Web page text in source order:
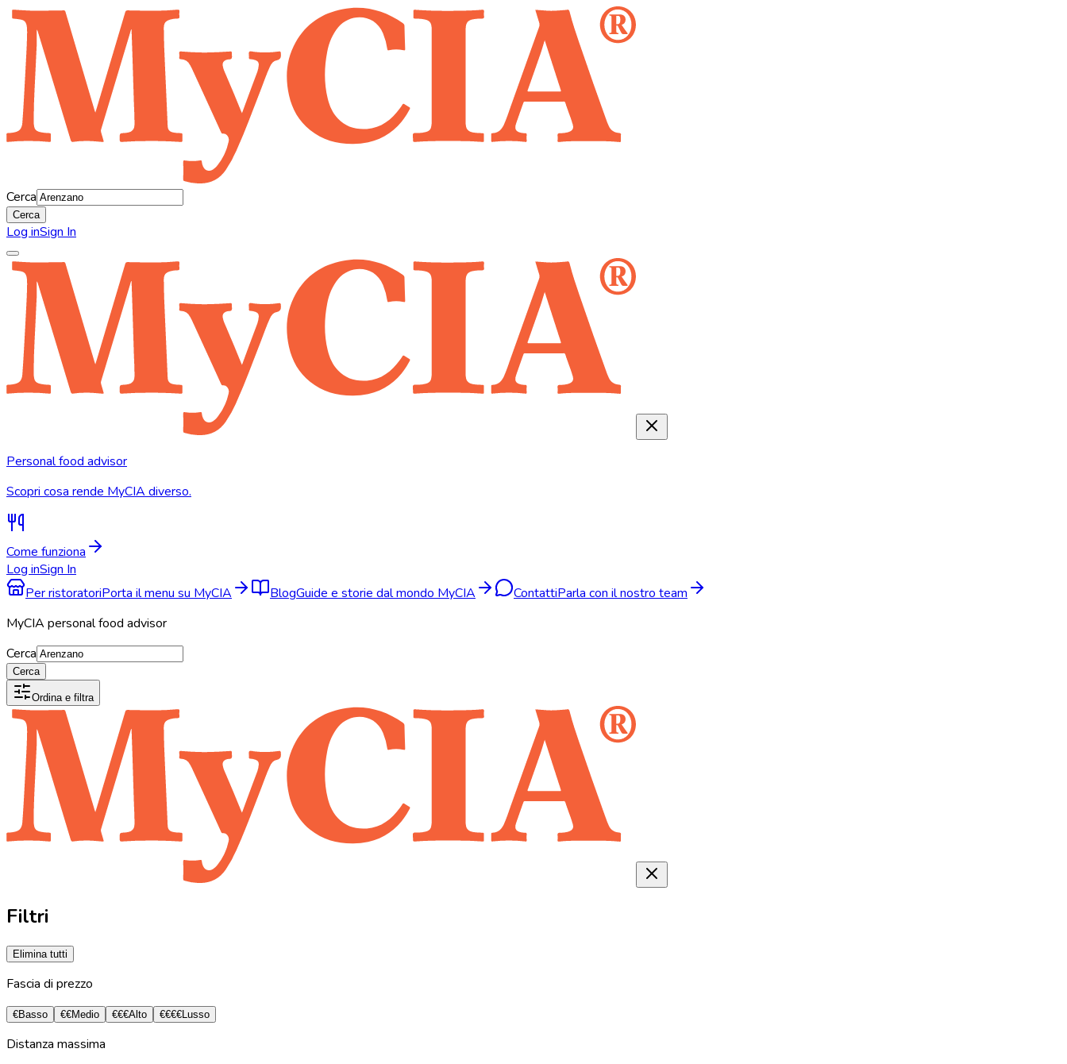
Cerca
Cerca
Log inSign In
Personal food advisor
Scopri cosa rende MyCIA diverso.
Come funziona
Log inSign In
Per ristoratoriPorta il menu su MyCIA BlogGuide e storie dal mondo MyCIA ContattiParla con il nostro team
MyCIA personal food advisor
Cerca
Cerca
Ordina e filtra
Filtri
Elimina tutti
Fascia di prezzo
€Basso €€Medio €€€Alto €€€€ Lusso
Distanza massima